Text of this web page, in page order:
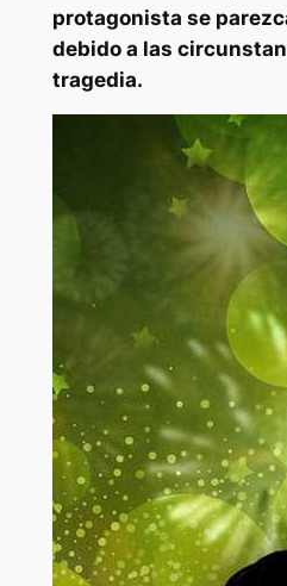
protagonista se
debido a las
tragedia.